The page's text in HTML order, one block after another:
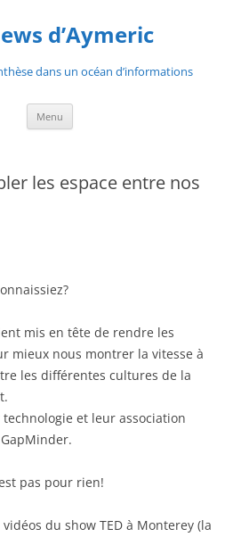
d’Aymeric
dans un océan d’informations
Menu
les espace entre nos
mis en tête de rendre les
mieux nous montrer la vitesse à
les différentes cultures de la
et leur association
pas pour rien!
du show TED à Monterey (la